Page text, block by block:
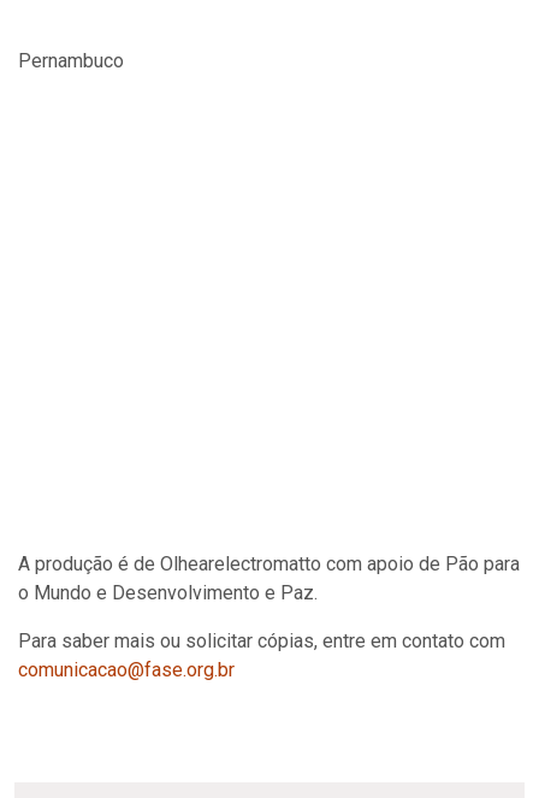
Pernambuco
A produção é de Olhearelectromatto com apoio de Pão para
o Mundo e Desenvolvimento e Paz.
Para saber mais ou solicitar cópias, entre em contato com
comunicacao@fase.org.br